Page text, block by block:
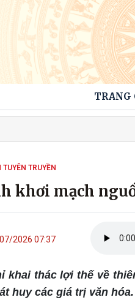
TRANG
TRUYỀN
khơi mạch
2026 07:37
khai thác lợi thế về
huy các giá trị văn hóa.